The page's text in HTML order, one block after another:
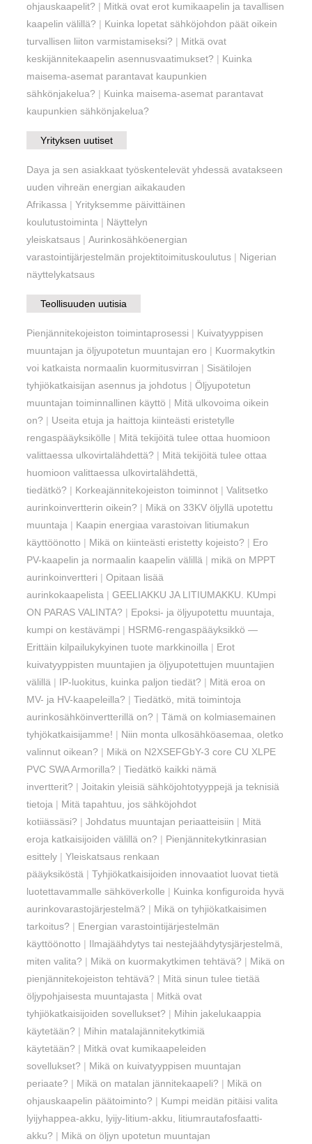
ohjauskaapelit? | Mitkä ovat erot kumikaapelin ja tavallisen
kaapelin välillä? | Kuinka lopetat sähköjohdon päät oikein
turvallisen liiton varmistamiseksi? | Mitkä ovat
keskijännitekaapelin asennusvaatimukset? | Kuinka
maisema-asemat parantavat kaupunkien
sähkönjakelua? | Kuinka maisema-asemat parantavat
kaupunkien sähkönjakelua?
Yrityksen uutiset
Daya ja sen asiakkaat työskentelevät yhdessä avatakseen
uuden vihreän energian aikakauden
Afrikassa |Yrityksemme päivittäinen
koulutustoiminta | Näyttelyn
yleiskatsaus |Aurinkosähköenergian
varastointijärjestelmän projektitoimituskoulutus | Nigerian
näyttelykatsaus
Teollisuuden uutisia
Pienjännitekojeiston toimintaprosessi | Kuivatyyppisen
muuntajan ja öljyupotetun muuntajan ero | Kuormakytkin
voi katkaista normaalin kuormitusvirran | Sisätilojen
tyhjiökatkaisijan asennus ja johdotus |Öljyupotetun
muuntajan toiminnallinen käyttö | Mitä ulkovoima oikein
on? | Useita etuja ja haittoja kiinteästi eristetylle
rengaspääyksikölle | Mitä tekijöitä tulee ottaa huomioon
valittaessa ulkovirtalähdettä? | Mitä tekijöitä tulee ottaa
huomioon valittaessa ulkovirtalähdettä,
tiedätkö? | Korkeajännitekojeiston toiminnot |Valitsetko
aurinkoinvertterin oikein? | Mikä on 33KV öljyllä upotettu
muuntaja | Kaapin energiaa varastoivan litiumakun
käyttöönotto | Mikä on kiinteästi eristetty kojeisto? | Ero
PV-kaapelin ja normaalin kaapelin välillä | mikä on MPPT
aurinkoinvertteri |Opitaan lisää
aurinkokaapelista |GEELIAKKU JA LITIUMAKKU. KUmpi
ON PARAS VALINTA? | Epoksi- ja öljyupotettu muuntaja,
kumpi on kestävämpi | HSRM6-rengaspääyksikkö —
Erittäin kilpailukykyinen tuote markkinoilla | Erot
kuivatyyppisten muuntajien ja öljyupotettujen muuntajien
välillä | IP-luokitus, kuinka paljon tiedät? | Mitä eroa on
MV- ja HV-kaapeleilla? |Tiedätkö, mitä toimintoja
aurinkosähköinvertterillä on? |Tämä on kolmiasemainen
tyhjökatkaisijamme! | Niin monta ulkosähköasemaa, oletko
valinnut oikean? | Mikä on N2XSEFGbY-3 core CU XLPE
PVC SWA Armorilla? |Tiedätkö kaikki nämä
invertterit? |Joitakin yleisiä sähköjohtotyyppejä ja teknisiä
tietoja | Mitä tapahtuu, jos sähköjohdot
kotiiässäsi? |Johdatus muuntajan periaatteisiin | Mitä
eroja katkaisijoiden välillä on? | Pienjännitekytkinrasian
esittely |Yleiskatsaus renkaan
pääyksiköstä |Tyhjiökatkaisijoiden innovaatiot luovat tietä
luotettavammalle sähköverkolle | Kuinka konfiguroida hyvä
aurinkovarastojärjestelmä? | Mikä on tyhjiökatkaisimen
tarkoitus? | Energian varastointijärjestelmän
käyttöönotto | Ilmajäähdytys tai nestejäähdytysjärjestelmä,
miten valita? | Mikä on kuormakytkimen tehtävä? | Mikä on
pienjännitekojeiston tehtävä? | Mitä sinun tulee tietää
öljypohjaisesta muuntajasta | Mitkä ovat
tyhjiökatkaisijoiden sovellukset? | Mihin jakelukaappia
käytetään? | Mihin matalajännitekytkimiä
käytetään? | Mitkä ovat kumikaapeleiden
sovellukset? | Mikä on kuivatyyppisen muuntajan
periaate? | Mikä on matalan jännitekaapeli? | Mikä on
ohjauskaapelin päätoiminto? | Kumpi meidän pitäisi valita
lyijyhappea-akku, lyijy-litium-akku, litiumrautafosfaatti-
akku? | Mikä on öljyn upotetun muuntajan